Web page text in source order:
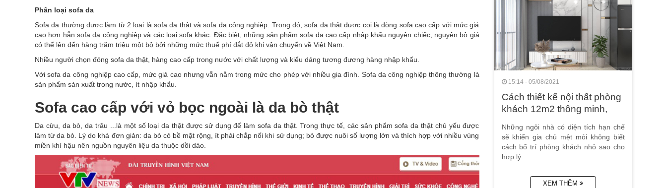
Phân loại sofa da
Sofa da thường được làm từ 2 loại là sofa da thật và sofa da công nghiệp. Trong đó, sofa da thật được coi là dòng sofa cao cấp với mức giá
cao hơn hẳn sofa da công nghiệp và các loại sofa khác. Đặc biệt, những sản phẩm sofa da cao cấp nhập khẩu nguyên chiếc, nguyên bộ giá
có thể lên đến hàng trăm triệu một bộ bởi những mức thuế phí đắt đỏ khi vận chuyển về Việt Nam.
Nhiều người chọn đóng sofa da thật, hàng cao cấp trong nước với chất lượng và kiểu dáng tương đương hàng nhập khẩu.
Với sofa da công nghiệp cao cấp, mức giá cao nhưng vẫn nằm trong mức cho phép với nhiều gia đình. Sofa da công nghiệp thông thường là
sản phẩm sản xuất trong nước, ít nhập khẩu.
Sofa cao cấp với vỏ bọc ngoài là da bò thật
Da cừu, da bò, da trâu ...là một số loại da thật được sử dụng để làm sofa da thật. Trong thực tế, các sản phẩm sofa da thật chủ yếu được
làm từ da bò. Lý do khá đơn giản: da bò có bề mặt rộng, ít phải chắp nối khi sử dụng; bò được nuôi số lượng lớn và thích hợp với nhiều vùng
miền khí hậu nên nguồn nguyên liệu da thuộc dồi dào.
15:14 - 05/08/2021
Cách thiết kế nội thất phòng
khách 12m2 thông minh,
Những ngôi nhà có diện tích hạn chế
sẽ khiến gia chủ mệt mỏi không biết
cách bố trí phòng khách nhỏ sao cho
hợp lý.
XEM THÊM